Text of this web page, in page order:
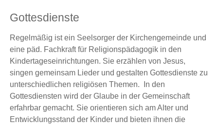
Gottesdienste
Regelmäßig ist ein Seelsorger der Kirchengemeinde und
eine päd. Fachkraft für Religionspädagogik in den
Kindertageseinrichtungen. Sie erzählen von Jesus,
singen gemeinsam Lieder und gestalten Gottesdienste zu
unterschiedlichen religiösen Themen. In den
Gottesdiensten wird der Glaube in der Gemeinschaft
erfahrbar gemacht. Sie orientieren sich am Alter und
Entwicklungsstand der Kinder und bieten ihnen die